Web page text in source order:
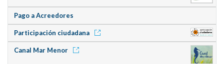
Pago a Acreedores
Participación ciudadana
Canal Mar Menor